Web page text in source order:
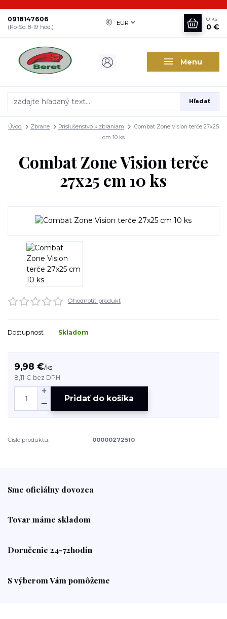
Menu
EUR
Hľadať
0918147606
(Po-So, 8-19 hod.)
0 ks
0 €
Úvod Zbrane Príslušenstvo k zbraniam
Combat Zone Vision terče 27x25
cm 10 ks
Combat Zone Vision terče
27x25 cm 10 ks
Ohodnotiť produkt
Dostupnosť Skladom
9,98 €/ks
8,11 € bez DPH
Pridať do košíka
Číslo produktu: 00000272510
Sme oficiálny dovozca
Tovar máme skladom
Doručenie 24-72hodín
S výberom Vám pomôžeme